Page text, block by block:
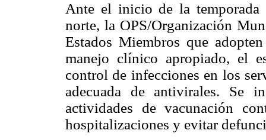
Ante el inicio de la temporada
norte, la OPS/Organización
Estados Miembros que
manejo clínico apropiado, el
control de infecciones en los
adecuada de antivirales. Se
actividades de vacunación
hospitalizaciones y evitar